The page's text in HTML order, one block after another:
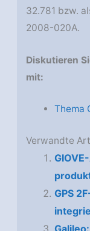
32.781 bzw.
2008-020A.
Diskutieren
mit:
Thema
Verwandte
GPS